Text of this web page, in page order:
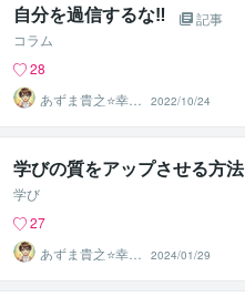
自分を過信するな‼
記事
コラム
28
あずま貴之⭐幸せ
自分軸の生き方
育成コーチ
2022/10/24
学びの質をアップさせる方法
学び
27
あずま貴之⭐幸せ
自分軸の生き方
育成コーチ
2024/01/29